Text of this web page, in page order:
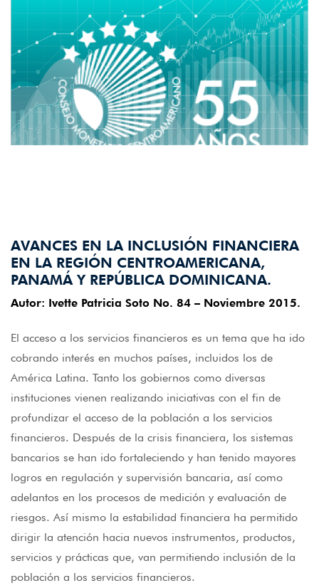
AVANCES EN LA INCLUSIÓN FINANCIERA
EN LA REGIÓN CENTROAMERICANA,
PANAMÁ Y REPÚBLICA DOMINICANA.
Autor: Ivette Patricia Soto No. 84 – Noviembre 2015.
El acceso a los servicios financieros es un tema que ha ido
cobrando interés en muchos países, incluidos los de
América Latina. Tanto los gobiernos como diversas
instituciones vienen realizando iniciativas con el fin de
profundizar el acceso de la población a los servicios
financieros. Después de la crisis financiera, los sistemas
bancarios se han ido fortaleciendo y han tenido mayores
logros en regulación y supervisión bancaria, así como
adelantos en los procesos de medición y evaluación de
riesgos. Así mismo la estabilidad financiera ha permitido
dirigir la atención hacia nuevos instrumentos, productos,
servicios y prácticas que, van permitiendo inclusión de la
población a los servicios financieros.